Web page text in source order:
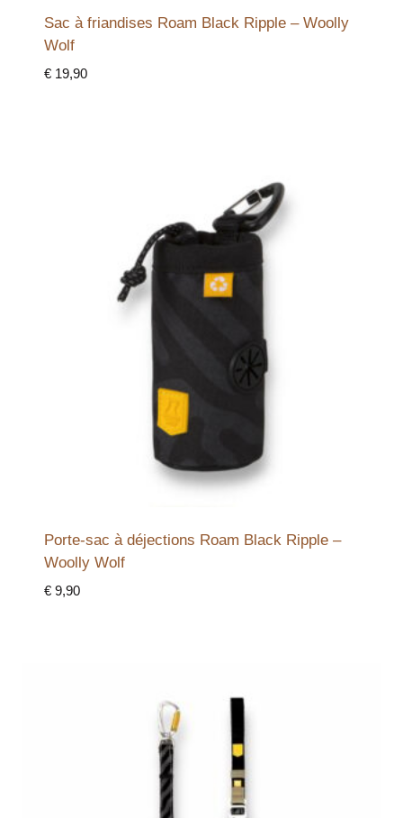
Sac à friandises Roam Black Ripple – Woolly
Wolf
€19,90
Porte-sac à déjections Roam Black Ripple –
Woolly Wolf
€9,90